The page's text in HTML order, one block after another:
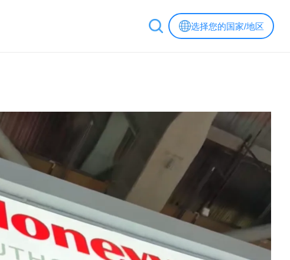
选择您的国家/地区